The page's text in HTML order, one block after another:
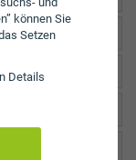
können Sie
Setzen
Details